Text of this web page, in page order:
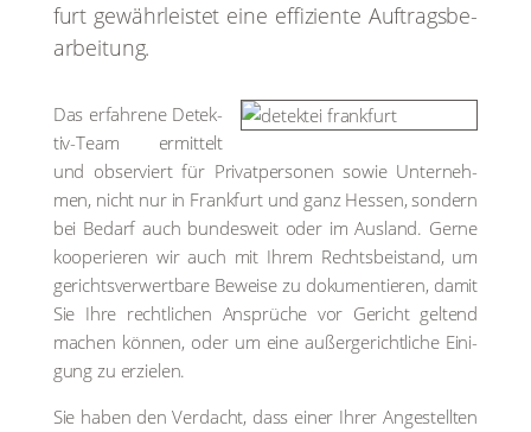
furt gewähr­leis­tet eine effi­zi­en­te Auf­trags­be­
ar­bei­tung.
Das erfah­re­ne Detek­
tiv-Team ermit­telt
und obser­viert für Pri­vat­per­so­nen sowie Unter­neh­
men, nicht nur in Frank­furt und ganz Hes­sen, son­dern
bei Bedarf auch bun­des­weit oder im Aus­land. Ger­ne
koope­rie­ren wir auch mit Ihrem Rechts­bei­stand, um
gerichts­ver­wert­ba­re Bewei­se zu doku­men­tie­ren, damit
Sie Ihre recht­li­chen Ansprü­che vor Gericht gel­tend
machen kön­nen, oder um eine außer­ge­richt­li­che Eini­
gung zu erzie­len.
Sie haben den Ver­dacht, dass einer Ihrer Ange­stell­ten